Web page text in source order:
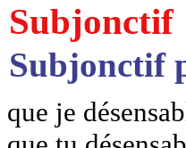
Subjonctif
Subjonctif
que je